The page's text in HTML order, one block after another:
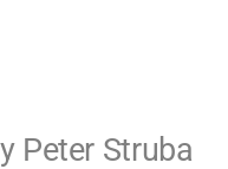
Peter Struba